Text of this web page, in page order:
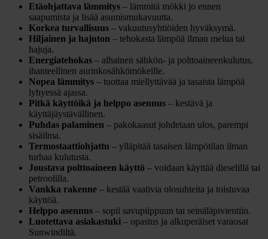
Etäohjattava lämmitys – lämmitä mökki jo ennen
saapumista ja lisää asumismukavuutta.
Korkea turvallisuus – vakuutusyhtiöiden hyväksymä.
Hiljainen ja hajuton – tehokasta lämpöä ilman melua tai
hajuja.
Energiatehokas – alhainen sähkön- ja polttoaineenkulutus,
ihanteellinen aurinkosähkömökeille.
Nopea lämmitys – tuottaa miellyttävää ja tasaista lämpöä
lyhyessä ajassa.
Pitkä käyttöikä ja helppo asennus – kestävä ja
käyttäjäystävällinen.
Puhdas palaminen – pakokaasut johdetaan ulos, parempi
sisäilma.
Termostaattiohjattu – ylläpitää tasaisen lämpötilan ilman
turhaa kulutusta.
Joustava polttoaineen käyttö – voidaan käyttää dieselillä tai
petroolilla.
Vankka rakenne – kestää vaativia olosuhteita ja toistuvaa
käyttöä.
Helppo asennus – sopii savupiippuun tai seinäläpivientiin.
Luotettava asiakastuki – opastus ja alkuperäiset varaosat
Sunwindiltä.